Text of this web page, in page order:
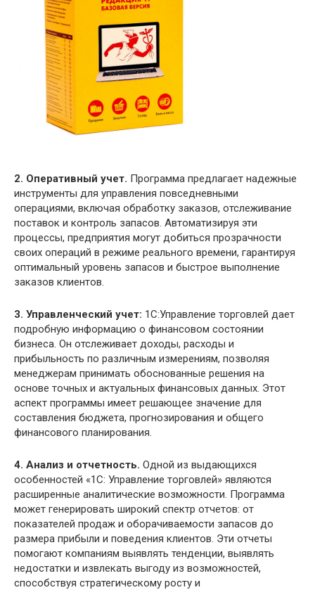
2. Оперативный учет. Программа предлагает надежные
инструменты для управления повседневными
операциями, включая обработку заказов, отслеживание
поставок и контроль запасов. Автоматизируя эти
процессы, предприятия могут добиться прозрачности
своих операций в режиме реального времени, гарантируя
оптимальный уровень запасов и быстрое выполнение
заказов клиентов.
3. Управленческий учет: 1С:Управление торговлей дает
подробную информацию о финансовом состоянии
бизнеса. Он отслеживает доходы, расходы и
прибыльность по различным измерениям, позволяя
менеджерам принимать обоснованные решения на
основе точных и актуальных финансовых данных. Этот
аспект программы имеет решающее значение для
составления бюджета, прогнозирования и общего
финансового планирования.
4. Анализ и отчетность. Одной из выдающихся
особенностей «1С: Управление торговлей» являются
расширенные аналитические возможности. Программа
может генерировать широкий спектр отчетов: от
показателей продаж и оборачиваемости запасов до
размера прибыли и поведения клиентов. Эти отчеты
помогают компаниям выявлять тенденции, выявлять
недостатки и извлекать выгоду из возможностей,
способствуя стратегическому росту и